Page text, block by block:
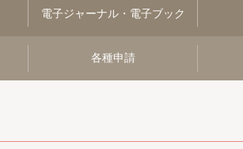
電子ジャーナル・電子ブック
各種申請